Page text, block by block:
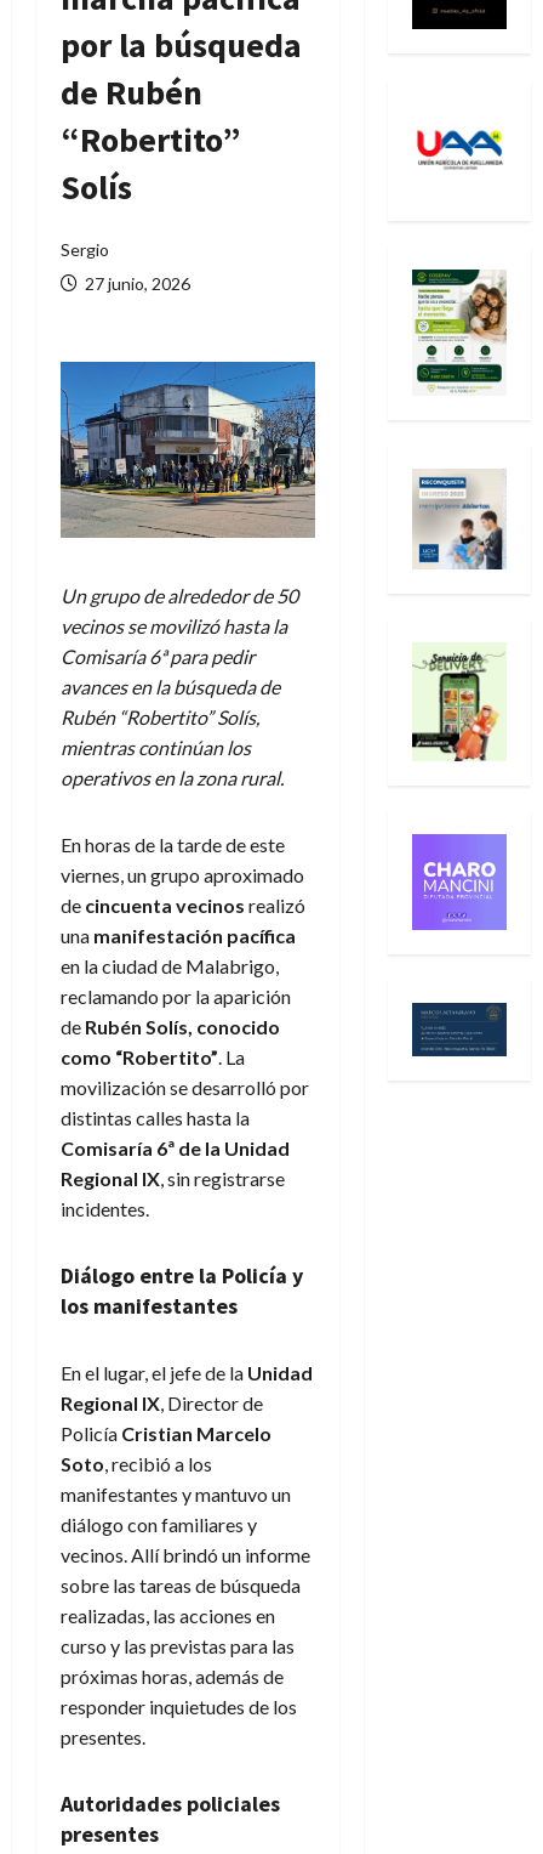
por la búsqueda
de Rubén
“Robertito”
Solís
Sergio
27 junio, 2026
Un grupo de alrededor de 50
vecinos se movilizó hasta la
Comisaría 6ª para pedir
avances en la búsqueda de
Rubén “Robertito” Solís,
mientras continúan los
operativos en la zona rural.
En horas de la tarde de este
viernes, un grupo aproximado
de cincuenta vecinos realizó
una manifestación pacífica
en la ciudad de Malabrigo,
reclamando por la aparición
de Rubén Solís, conocido
como “Robertito” . La
movilización se desarrolló por
distintas calles hasta la
Comisaría 6ª de la Unidad
Regional IX , sin registrarse
incidentes.
Diálogo entre la Policía y
los manifestantes
En el lugar, el jefe de la Unidad
Regional IX , Director de
Policía Cristian Marcelo
Soto , recibió a los
manifestantes y mantuvo un
diálogo con familiares y
vecinos. Allí brindó un informe
sobre las tareas de búsqueda
realizadas, las acciones en
curso y las previstas para las
próximas horas, además de
responder inquietudes de los
presentes.
Autoridades policiales
presentes